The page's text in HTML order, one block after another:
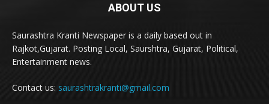
ABOUT US
Saurashtra Kranti Newspaper is a daily based out in
Rajkot,Gujarat. Posting Local, Saurshtra, Gujarat, Political,
Entertainment news.
Contact us: saurashtrakranti@gmail.com